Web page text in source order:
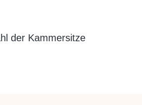
der Kammersitze